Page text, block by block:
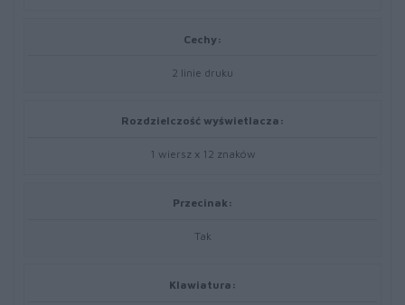
Cechy:
2 linie druku
Rozdzielczość wyświetlacza:
1 wiersz x 12 znaków
Przecinak:
Tak
Klawiatura: